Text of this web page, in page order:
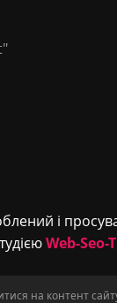
і
Web-Seo-
на контент